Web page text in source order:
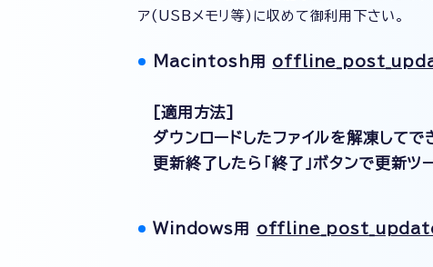
ア(USBメモリ等)に収めて御利用下さい。
Macintosh用
[適用方法]
ダウンロードしたファイルを解凍してで
更新終了したら「終了」ボタンで更新ツ
Windows用